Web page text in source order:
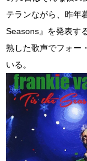
テランながら、昨年
Seasons』を発表す
熟した歌声でフォー
いる。